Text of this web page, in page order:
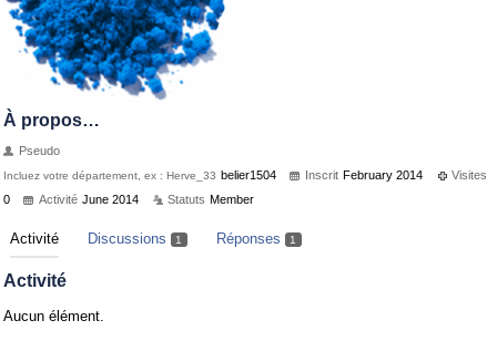
À propos…
Pseudo
Incluez votre département, ex : Herve_33 belier1504 Inscrit February 2014
Visites
0
Activité June 2014 Statuts Member
Activité Discussions 1 Réponses 1
Activité
Aucun élément.